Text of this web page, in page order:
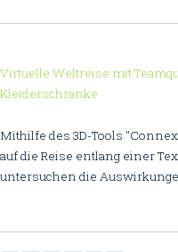
Virtuelle Weltreise mit
Kleiderschränke
Mithilfe des 3D-Tools
auf die Reise entlang einer
untersuchen die